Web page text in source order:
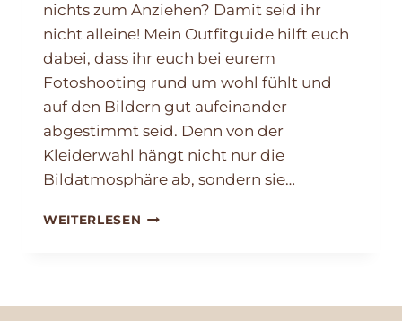
nichts zum Anziehen? Damit seid ihr
nicht alleine! Mein Outfitguide hilft euch
dabei, dass ihr euch bei eurem
Fotoshooting rund um wohl fühlt und
auf den Bildern gut aufeinander
abgestimmt seid. Denn von der
Kleiderwahl hängt nicht nur die
Bildatmosphäre ab, sondern sie…
WEITERLESEN OUTFITGUIDE